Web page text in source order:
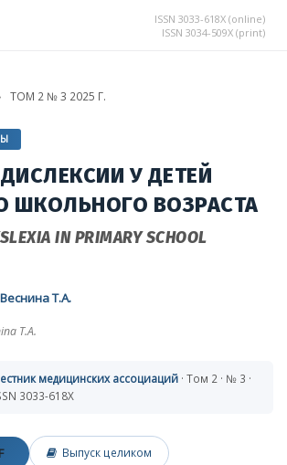
ISSN 3033-618X (online)
ISSN 3034-509X (print)
ТОМ 2 № 3 2025 Г.
У ДЕТЕЙ
ШКОЛЬНОГО ВОЗРАСТА
IN PRIMARY SCHOOL
Т.А.
T.A.
медицинских ассоциаций · Том 2 · № 3 ·
3033-618X
Выпуск целиком